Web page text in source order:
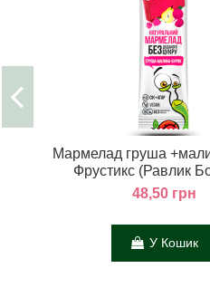
Мармелад груша
Фрустикс (Равлик
48,50 грн
У Кошик